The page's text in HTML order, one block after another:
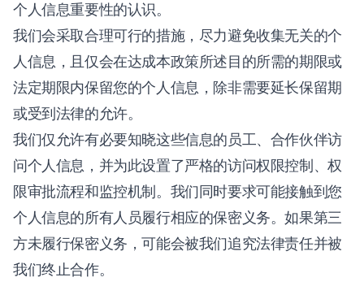
个人信息重要性的认识。
我们会采取合理可行的措施，尽力避免收集无关的个
人信息，且仅会在达成本政策所述目的所需的期限或
法定期限内保留您的个人信息，除非需要延长保留期
或受到法律的允许。
我们仅允许有必要知晓这些信息的员工、合作伙伴访
问个人信息，并为此设置了严格的访问权限控制、权
限审批流程和监控机制。我们同时要求可能接触到您
个人信息的所有人员履行相应的保密义务。如果第三
方未履行保密义务，可能会被我们追究法律责任并被
我们终止合作。